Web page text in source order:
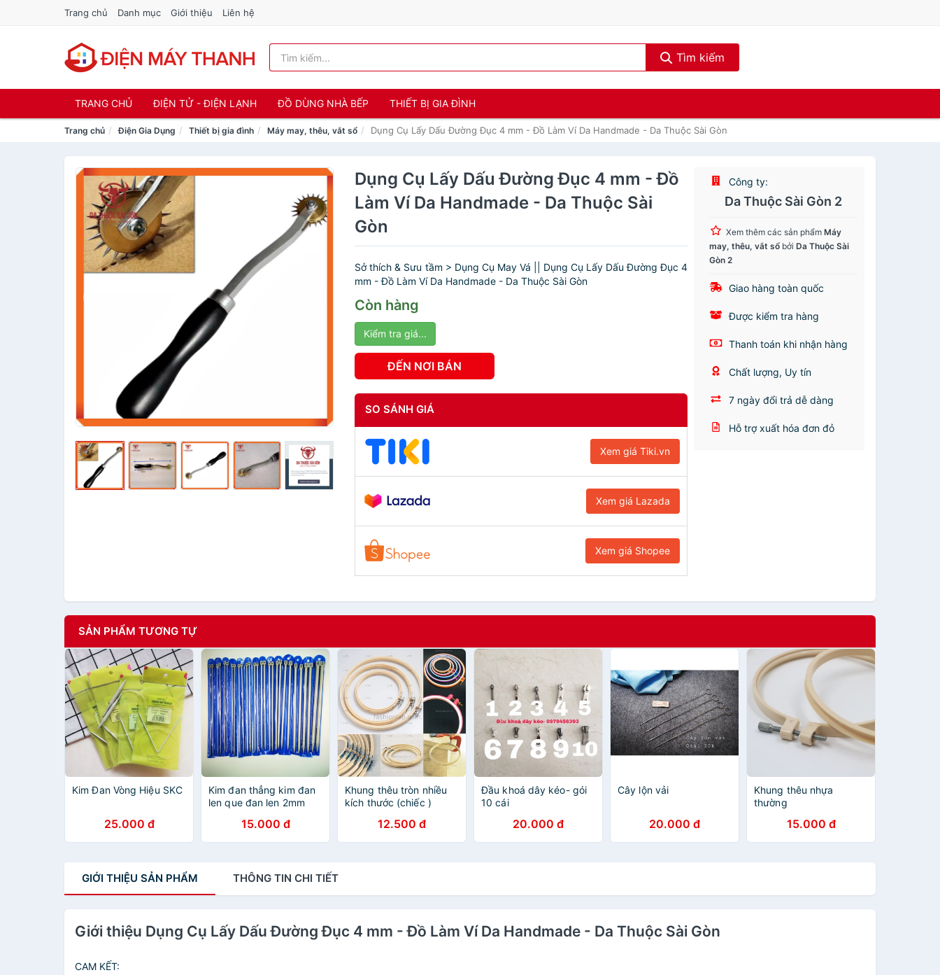
Trang chủ Danh mục Giới thiệu Liên hệ
Tìm kiếm
TRANG CHỦ ĐIỆN TỬ - ĐIỆN LẠNH ĐỒ DÙNG NHÀ BẾP THIẾT BỊ GIA ĐÌNH
Trang chủ Điện Gia Dụng Thiết bị gia đình Máy may, thêu, vắt sổ Dụng Cụ Lấy Dấu Đường Đục 4 mm - Đồ Làm Ví Da Handmade - Da Thuộc Sài Gòn
Dụng Cụ Lấy Dấu Đường Đục 4 mm - Đồ
Làm Ví Da Handmade - Da Thuộc Sài
Gòn
Sở thích & Sưu tầm > Dụng Cụ May Vá || Dụng Cụ Lấy Dấu Đường Đục 4
mm - Đồ Làm Ví Da Handmade - Da Thuộc Sài Gòn
Còn hàng
Kiểm tra giá...
ĐẾN NƠI BÁN
SO SÁNH GIÁ
Xem giá Tiki.vn
Xem giá Lazada
Xem giá Shopee
Công ty:
Da Thuộc Sài Gòn 2
Xem thêm các sản phẩmMáy
may, thêu, vắt sổ bởiDa Thuộc Sài
Gòn 2
Giao hàng toàn quốc
Được kiểm tra hàng
Thanh toán khi nhận hàng
Chất lượng, Uy tín
7 ngày đổi trả dễ dàng
Hỗ trợ xuất hóa đơn đỏ
SẢN PHẨM TƯƠNG TỰ
Kim Đan Vòng Hiệu SKC
25.000 đ
Kim đan thẳng kim đan
len que đan len 2mm
15.000 đ
Khung thêu tròn nhiều
kích thước (chiếc )
12.500 đ
Đầu khoá dây kéo- gói
10 cái
20.000 đ
Cây lộn vải
20.000 đ
Khung thêu nhựa
thường
15.000 đ
GIỚI THIỆU SẢN PHẨM THÔNG TIN CHI TIẾT
Giới thiệu Dụng Cụ Lấy Dấu Đường Đục 4 mm - Đồ Làm Ví Da Handmade - Da Thuộc Sài Gòn
CAM KẾT: